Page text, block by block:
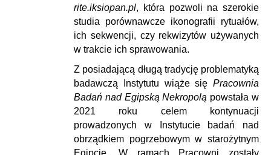
rite.iksiopan.pl, która pozwoli na szerokie
studia porównawcze ikonografii rytuałów,
ich sekwencji, czy rekwizytów używanych
w trakcie ich sprawowania.
Z posiadającą długą tradycję problematyką
badawczą Instytutu wiąże się Pracownia
Badań nad Egipską Nekropolą powstała w
2021 roku celem kontynuacji
prowadzonych w Instytucie badań nad
obrządkiem pogrzebowym w starożytnym
Egipcie. W ramach Pracowni zostały